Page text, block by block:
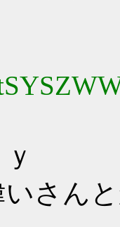
さん